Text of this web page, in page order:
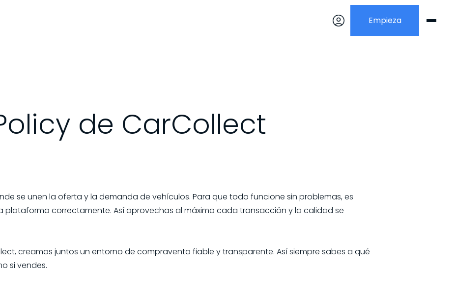
Empieza
de CarCollect
se unen la oferta y la demanda de vehículos. Para que todo funcione sin problemas, es
plataforma correctamente. Así aprovechas al máximo cada transacción y la calidad se
creamos juntos un entorno de compraventa fiable y transparente. Así siempre sabes a qué
si vendes.